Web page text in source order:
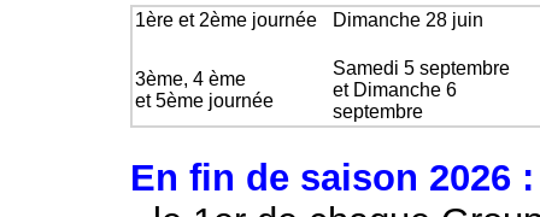
1ère et 2ème journée
Dimanche 28 juin
3ème, 4 ème
et 5ème journée
Samedi 5 septembre
et Dimanche 6
septembre
En fin de saison 2026 :